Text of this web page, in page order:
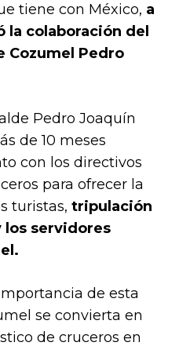
tiene con México, a
la colaboración del
Cozumel Pedro
Pedro Joaquín
de 10 meses
con los directivos
para ofrecer la
turistas, tripulación
los servidores
de esta
se convierta en
de cruceros en